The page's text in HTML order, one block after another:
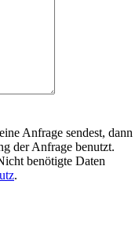
Anfrage sendest, dann
der Anfrage benutzt.
benötigte Daten
.